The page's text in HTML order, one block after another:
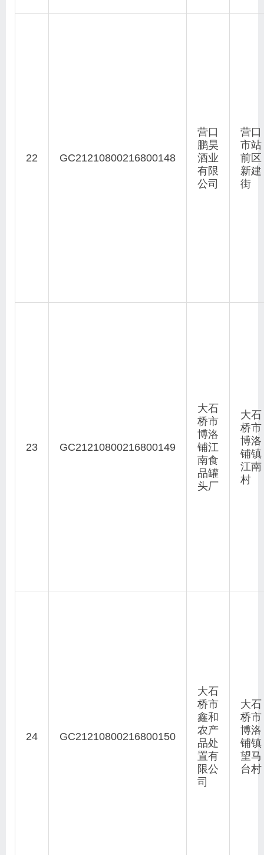
22 GC21210800216800148
营口
鹏昊
酒业
有限
公司
营口
市站
前区
新建
街
23 GC21210800216800149
大石
桥市
博洛
铺江
南食
品罐
头厂
大石
桥市
博洛
铺镇
江南
村
24 GC21210800216800150
大石
桥市
鑫和
农产
品处
置有
限公
司
大石
桥市
博洛
铺镇
望马
台村